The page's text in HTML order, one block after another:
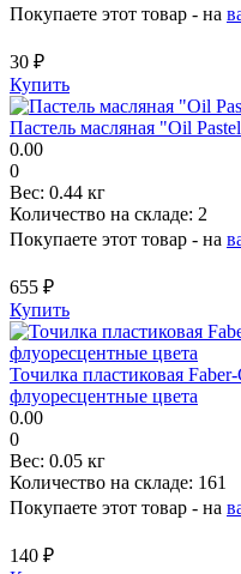
Покупаете этот товар - на
30 ₽
Купить
Пастель масляная "Oil
0.00
0
Вес: 0.44 кг
Количество на складе: 2
Покупаете этот товар - на
655 ₽
Купить
Точилка пластиковая
флуоресцентные цвета
0.00
0
Вес: 0.05 кг
Количество на складе: 161
Покупаете этот товар - на
140 ₽